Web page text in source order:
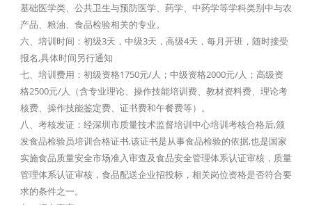
基础医学类、公共卫生与预防医学、药学、中药学等学科类别中与农
产品、粮油、食品检验相关的专业。
六、培训时间：初级3天，中级3天，高级4天，每月开班，随时接受
报名,具体时间另行通知
七、培训费用：初级资格1750元/人；中级资格2000元/人；高级资
格2500元/人（含专业理论、操作技能培训费、教材资料费、理论考
核费、操作技能鉴定费、证书费和午餐费等）。
八、考核发证：经深圳市质量技术监督培训中心培训考核合格后,颁
发食品检验员培训合格证书,该证书是从事食品检验的依据,也是国家
实施食品质量安全市场准入审查及食品安全管理体系认证审核，质量
管理体系认证审核，食品配送企业招投标，相关岗位资格是否符合要
求的条件之一。